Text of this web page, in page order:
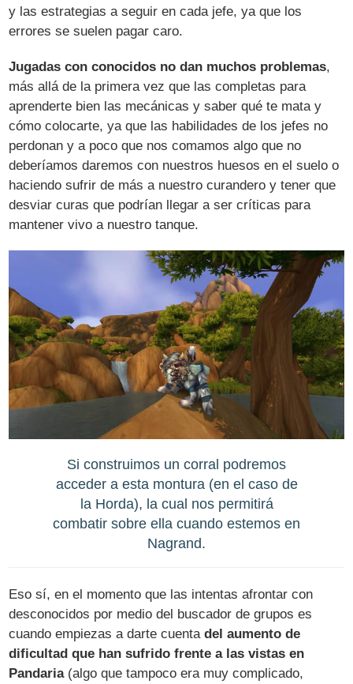
y las estrategias a seguir en cada jefe, ya que los
errores se suelen pagar caro.
Jugadas con conocidos no dan muchos problemas,
más allá de la primera vez que las completas para
aprenderte bien las mecánicas y saber qué te mata y
cómo colocarte, ya que las habilidades de los jefes no
perdonan y a poco que nos comamos algo que no
deberíamos daremos con nuestros huesos en el suelo o
haciendo sufrir de más a nuestro curandero y tener que
desviar curas que podrían llegar a ser críticas para
mantener vivo a nuestro tanque.
Si construimos un corral podremos
acceder a esta montura (en el caso de
la Horda), la cual nos permitirá
combatir sobre ella cuando estemos en
Nagrand.
Eso sí, en el momento que las intentas afrontar con
desconocidos por medio del buscador de grupos es
cuando empiezas a darte cuentadel aumento de
dificultad que han sufrido frente a las vistas en
Pandaria(algo que tampoco era muy complicado,